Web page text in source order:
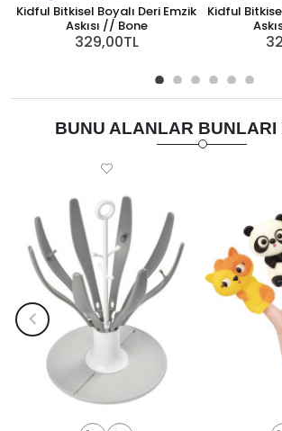
Kidful Bitkisel Boyalı Deri Emzik
Askısı // Bone
329,00TL
Kidful
BUNU ALANLAR BUNLARI